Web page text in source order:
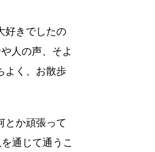
好きでしたの
人の声、そよ
よく、お散歩
とか頑張って
通じて通うこ